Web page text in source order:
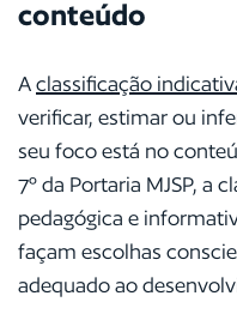
conteúdo
Aclassificação
verificar, estimar ou
seu foco está no
7º da Portaria MJSP, a
pedagógica e
façam escolhas
adequado ao